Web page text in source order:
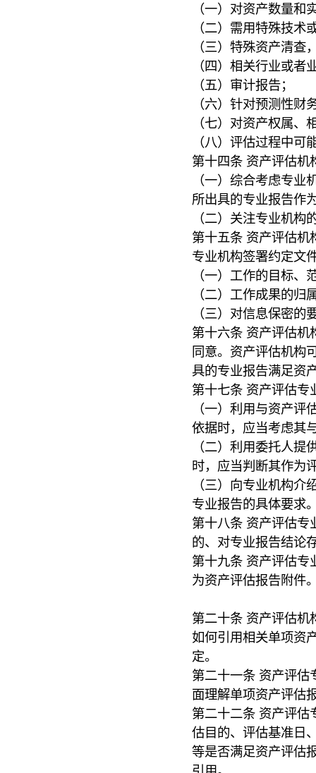
（一）对资产数量和
（二）需用特殊技术
（三）特殊资产清查
（四）相关行业或者
（五）审计报告；
（六）针对预测性财
（七）对资产权属、
（八）评估过程中可
第十四条 资产评估机
（一）综合考虑专
所出具的专业报告作
（二）关注专业机构
第十五条 资产评估机
专业机构签署约定文
（一）工作的目标、
（二）工作成果的归
（三）对信息保密的
第十六条 资产评估机
同意。资产评估机构
具的专业报告满足资
第十七条 资产评估专
（一）利用与资产
依据时，应当考虑其
（二）利用委托人
时，应当判断其作为
（三）向专业机构
专业报告的具体要求
第十八条 资产评估专
的、对专业报告结论
第十九条 资产评估专
为资产评估报告附件
第二十条 资产评估机
如何引用相关单项资
定。
第二十一条 资产评估
面理解单项资产评估
第二十二条 资产评估
估目的、评估基准日
等是否满足资产评估